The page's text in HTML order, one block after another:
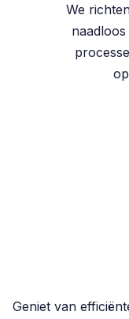
We
Geniet van